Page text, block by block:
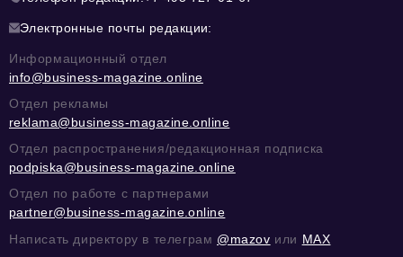
Электронные почты редакции:
Информационный отдел
info@business-magazine.online
Отдел рекламы
reklama@business-magazine.online
Отдел распространения/редакционная подписка
podpiska@business-magazine.online
Отдел по работе с партнерами
partner@business-magazine.online
Написать директору в телеграм @mazov или MAX